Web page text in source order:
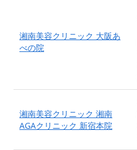
湘南美容クリニック 大阪あ
べの院
湘南美容クリニック 湘南
AGAクリニック 新宿本院